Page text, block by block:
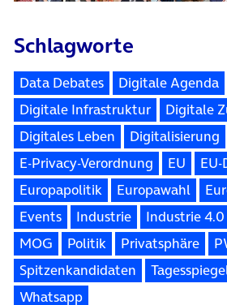
Schlagworte
Data Debates
Digitale Agenda
Digitale Infrastruktur
Digitale
Digitales Leben
Digitalisierung
E-Privacy-Verordnung
EU
EU-
Europapolitik
Europawahl
Events
Industrie Industrie 4.0
MOG
Politik Privatsphäre
Spitzenkandidaten
Whatsapp